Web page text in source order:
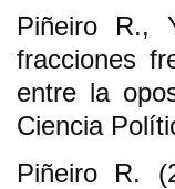
Piñeiro R.,
fracciones
entre la
Ciencia
Piñeiro R.